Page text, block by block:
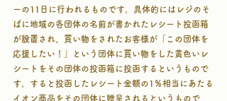
ーの11日に行われるものです。具体的にはレジのそ
ばに地域の各団体の名前が書かれたレシート投函箱
が設置され、買い物をされたお客様が「この団体を
応援したい！」という団体に買い物をした黄色いレ
シートをその団体の投函箱に投函するというもので
す。すると投函したレシート金額の1％相当にあたる
イオン商品をその団体に贈呈されるというもので